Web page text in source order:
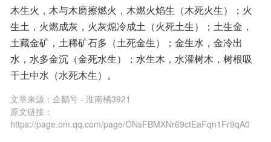
木生火，木与木磨擦燃火，木燃火焰生（木死火生）；火
生土，火燃成灰，火灰熄冷成土（火死土生）；土生金，
土藏金矿，土稀矿石多（土死金生）；金生水，金冷出
水，水多金沉（金死水生）；水生木，水灌树木，树根吸
干土中水（水死木生）。
文章来源： 企鹅号 - 淮南橘3921
原文链接：
https://page.om.qq.com/page/ONsFBMXNr69ctEaFqn1Fr9qA0